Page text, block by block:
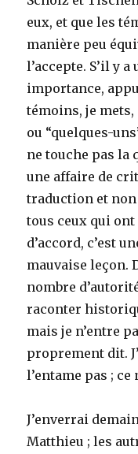
eux, et que les
manière peu
l’accepte. S’il y
importance,
témoins, je
ou “quelques-
ne touche pas la
une affaire de
traduction et non
tous ceux qui
d’accord, c’est
mauvaise leçon.
nombre
raconter
mais je n’entre
proprement dit.
l’entame pas ; ce
J’enverrai
Matthieu ; les